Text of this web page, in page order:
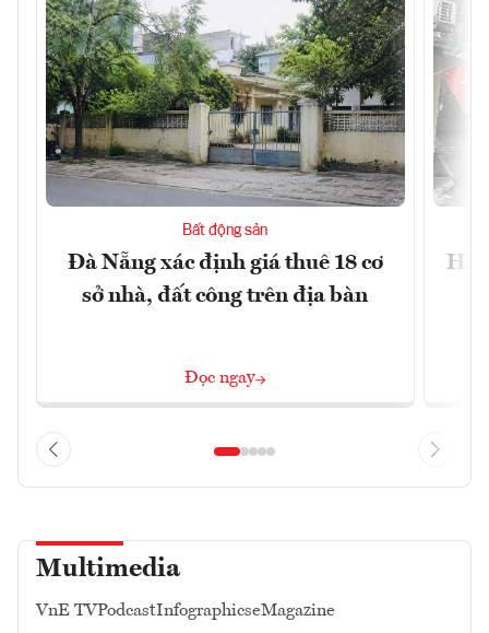
Bất động sản
Đà Nẵng xác định giá thuê 18 cơ
sở nhà, đất công trên địa bàn
Đọc ngay
Hài
Multimedia
VnE TVPodcastInfographicseMagazine